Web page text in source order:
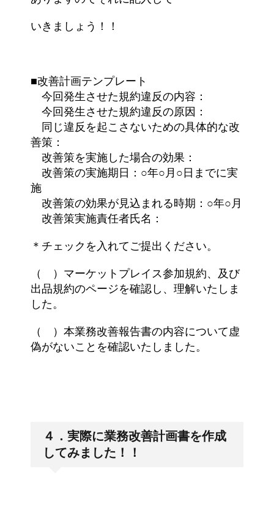
いきましょう！！
■改善計画テンプレート
今回発生させた規約違反の内容：
今回発生させた規約違反の原因：
同じ違反を起こさないための具体的な改
善策：
改善策を実施した場合の効果：
改善策の実施期日：○年○月○日までに実
施
改善策の効果が見込まれる時期：○年○月
改善策実施責任者氏名：
＊チェックを入れてご提出ください。
（ ）マーケットプレイス参加規約、及び
出品規約のページを確認し、理解いたしま
した。
（ ）本業務改善報告書の内容について虚
偽がないことを確認いたしました。
４．実際に業務改善計画書を作成
してみました！！